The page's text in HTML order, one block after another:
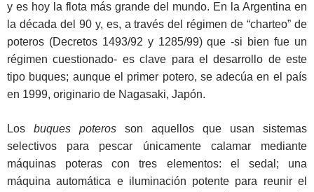
y es hoy la flota más grande del mundo. En la Argentina en
la década del 90 y, es, a través del régimen de “charteo” de
poteros (Decretos 1493/92 y 1285/99) que -si bien fue un
régimen cuestionado- es clave para el desarrollo de este
tipo buques; aunque el primer potero, se adecúa en el país
en 1999, originario de Nagasaki, Japón.
Los buques poteros son aquellos que usan sistemas
selectivos para pescar únicamente calamar mediante
máquinas poteras con tres elementos: el sedal; una
máquina automática e iluminación potente para reunir el